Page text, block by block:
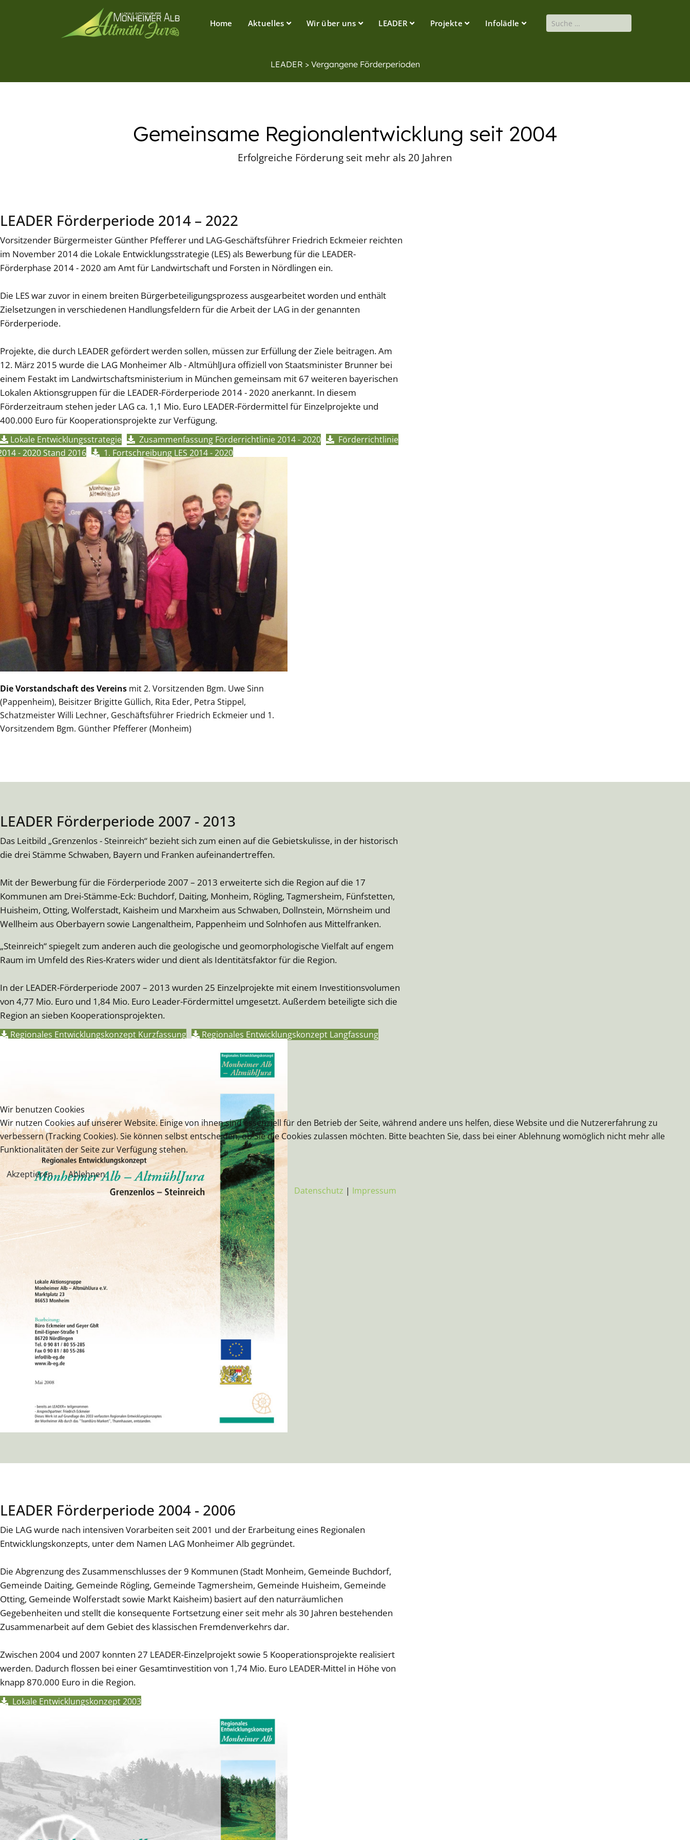
Home Aktuelles Wir über uns LEADER Projekte Infolädle Suchen
LEADER > Vergangene Förderperioden
Gemeinsame Regionalentwicklung seit 2004
Erfolgreiche Förderung seit mehr als 20 Jahren
LEADER Förderperiode 2014 – 2022
Vorsitzender Bürgermeister Günther Pfefferer und LAG-Geschäftsführer Friedrich Eckmeier reichten
im November 2014 die Lokale Entwicklungsstrategie (LES) als Bewerbung für die LEADER-
Förderphase 2014 - 2020 am Amt für Landwirtschaft und Forsten in Nördlingen ein.
Die LES war zuvor in einem breiten Bürgerbeteiligungsprozess ausgearbeitet worden und enthält
Zielsetzungen in verschiedenen Handlungsfeldern für die Arbeit der LAG in der genannten
Förderperiode.
Projekte, die durch LEADER gefördert werden sollen, müssen zur Erfüllung der Ziele beitragen. Am
12. März 2015 wurde die LAG Monheimer Alb - AltmühlJura offiziell von Staatsminister Brunner bei
einem Festakt im Landwirtschaftsministerium in München gemeinsam mit 67 weiteren bayerischen
Lokalen Aktionsgruppen für die LEADER-Förderperiode 2014 - 2020 anerkannt. In diesem
Förderzeitraum stehen jeder LAG ca. 1,1 Mio. Euro LEADER-Fördermittel für Einzelprojekte und
400.000 Euro für Kooperationsprojekte zur Verfügung.
Lokale Entwicklungsstrategie Zusammenfassung Förderrichtlinie 2014 - 2020
Förderrichtlinie
- 2020 Stand 2016
1. Fortschreibung LES 2014 - 2020
Die Vorstandschaft des Vereins mit 2. Vorsitzenden Bgm. Uwe Sinn
(Pappenheim), Beisitzer Brigitte Güllich, Rita Eder, Petra Stippel,
Schatzmeister Willi Lechner, Geschäftsführer Friedrich Eckmeier und 1.
Vorsitzendem Bgm. Günther Pfefferer (Monheim)
LEADER Förderperiode 2007 - 2013
Das Leitbild „Grenzenlos - Steinreich“ bezieht sich zum einen auf die Gebietskulisse, in der historisch
die drei Stämme Schwaben, Bayern und Franken aufeinandertreffen.
Mit der Bewerbung für die Förderperiode 2007 – 2013 erweiterte sich die Region auf die 17
Kommunen am Drei-Stämme-Eck: Buchdorf, Daiting, Monheim, Rögling, Tagmersheim, Fünfstetten,
Huisheim, Otting, Wolferstadt, Kaisheim und Marxheim aus Schwaben, Dollnstein, Mörnsheim und
Wellheim aus Oberbayern sowie Langenaltheim, Pappenheim und Solnhofen aus Mittelfranken.
„Steinreich“ spiegelt zum anderen auch die geologische und geomorphologische Vielfalt auf engem
Raum im Umfeld des Ries-Kraters wider und dient als Identitätsfaktor für die Region.
In der LEADER-Förderperiode 2007 – 2013 wurden 25 Einzelprojekte mit einem Investitionsvolumen
von 4,77 Mio. Euro und 1,84 Mio. Euro Leader-Fördermittel umgesetzt. Außerdem beteiligte sich die
Region an sieben Kooperationsprojekten.
Regionales Entwicklungskonzept Kurzfassung Regionales Entwicklungskonzept Langfassung
LEADER Förderperiode 2004 - 2006
Die LAG wurde nach intensiven Vorarbeiten seit 2001 und der Erarbeitung eines Regionalen
Entwicklungskonzepts, unter dem Namen LAG Monheimer Alb gegründet.
Die Abgrenzung des Zusammenschlusses der 9 Kommunen (Stadt Monheim, Gemeinde Buchdorf,
Gemeinde Daiting, Gemeinde Rögling, Gemeinde Tagmersheim, Gemeinde Huisheim, Gemeinde
Otting, Gemeinde Wolferstadt sowie Markt Kaisheim) basiert auf den naturräumlichen
Gegebenheiten und stellt die konsequente Fortsetzung einer seit mehr als 30 Jahren bestehenden
Zusammenarbeit auf dem Gebiet des klassischen Fremdenverkehrs dar.
Zwischen 2004 und 2007 konnten 27 LEADER-Einzelprojekt sowie 5 Kooperationsprojekte realisiert
werden. Dadurch flossen bei einer Gesamtinvestition von 1,74 Mio. Euro LEADER-Mittel in Höhe von
knapp 870.000 Euro in die Region.
Lokale Entwicklungskonzept 2003
Wir benutzen Cookies
Wir nutzen Cookies auf unserer Website. Einige von ihnen sind essenziell für den Betrieb der Seite, während andere uns helfen, diese Website und die Nutzererfahrung zu
verbessern (Tracking Cookies). Sie können selbst entscheiden, ob Sie die Cookies zulassen möchten. Bitte beachten Sie, dass bei einer Ablehnung womöglich nicht mehr alle
Funktionalitäten der Seite zur Verfügung stehen.
Akzeptieren
Ablehnen
Datenschutz | Impressum